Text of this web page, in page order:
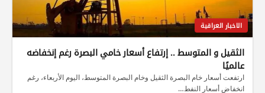
الاخبار العراقية
الثقيل و المتوسط .. إرتفاع أسعار خامي البصرة رغم إنخفاضه
عالميًا
ارتفعت أسعار خام البصرة الثقيل وخام البصرة المتوسط، اليوم الأربعاء، رغم
انخفاض أسعار النفط…